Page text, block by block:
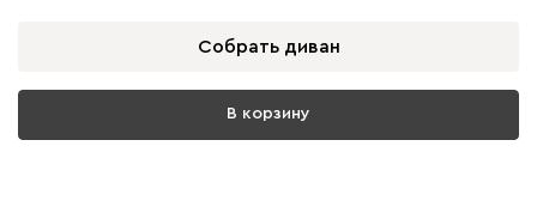
Собрать диван
В корзину